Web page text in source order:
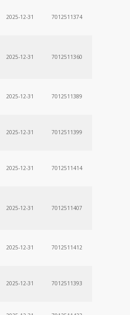
2025-12-31 7012511374
2025-12-31 7012511360
2025-12-31 7012511389
2025-12-31 7012511399
2025-12-31 7012511414
2025-12-31 7012511407
2025-12-31 7012511412
2025-12-31 7012511393